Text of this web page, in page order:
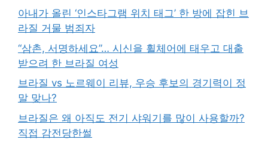
아내가 올린 ‘인스타그램 위치 태그’ 한 방에 잡힌 브
라질 거물 범죄자
“삼촌, 서명하세요”… 시신을 휠체어에 태우고 대출
받으려 한 브라질 여성
브라질 vs 노르웨이 리뷰, 우승 후보의 경기력이 정
말 맞나?
브라질은 왜 아직도 전기 샤워기를 많이 사용할까?
직접 감전당한썰